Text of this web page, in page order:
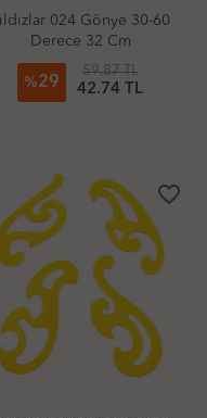
024 Gönye 30-60
Derece 32 Cm
%29
59.87 TL
42.74 TL
favorite_border